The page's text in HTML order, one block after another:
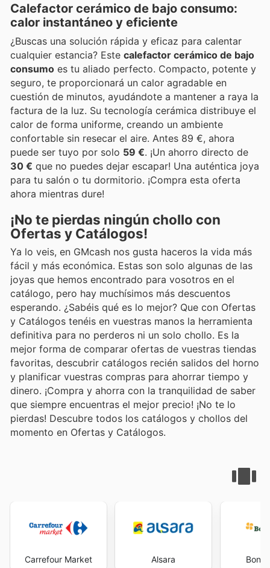
Calefactor cerámico de bajo consumo:
calor instantáneo y eficiente
¿Buscas una solución rápida y eficaz para calentar
cualquier estancia? Este calefactor cerámico de bajo
consumo es tu aliado perfecto. Compacto, potente y
seguro, te proporcionará un calor agradable en
cuestión de minutos, ayudándote a mantener a raya la
factura de la luz. Su tecnología cerámica distribuye el
calor de forma uniforme, creando un ambiente
confortable sin resecar el aire. Antes 89 €, ahora
puede ser tuyo por solo 59 €. ¡Un ahorro directo de
30 € que no puedes dejar escapar! Una auténtica joya
para tu salón o tu dormitorio. ¡Compra esta oferta
ahora mientras dure!
¡No te pierdas ningún chollo con
Ofertas y Catálogos!
Ya lo veis, en GMcash nos gusta haceros la vida más
fácil y más económica. Estas son solo algunas de las
joyas que hemos encontrado para vosotros en el
catálogo, pero hay muchísimos más descuentos
esperando. ¿Sabéis qué es lo mejor? Que con Ofertas
y Catálogos tenéis en vuestras manos la herramienta
definitiva para no perderos ni un solo chollo. Es la
mejor forma de comparar ofertas de vuestras tiendas
favoritas, descubrir catálogos recién salidos del horno
y planificar vuestras compras para ahorrar tiempo y
dinero. ¡Compra y ahorra con la tranquilidad de saber
que siempre encuentras el mejor precio! ¡No te lo
pierdas! Descubre todos los catálogos y chollos del
momento en Ofertas y Catálogos.
Carrefour Market Alsara